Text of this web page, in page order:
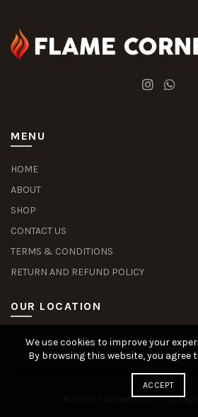
MENU
HOME
ABOUT
SHOP
CONTACT US
TERMS & CONDITIONS
RETURN AND REFUND POLICY
OUR LOCATION
Slot Deposit Dana
Situs Pusakabet
Pusakabet Daftar Slot
Seputar Slot Online
© 2022 Flamecorner - All
We use cookies to improve your
By browsing this website, you agree
ACCEPT